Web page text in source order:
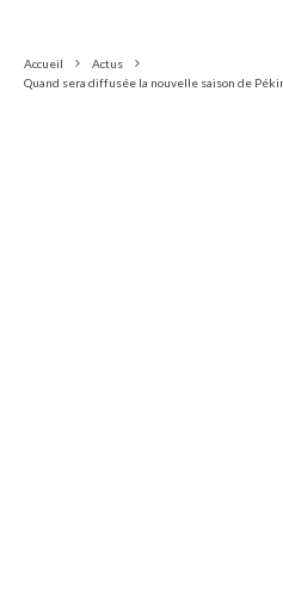
Accueil
Actus
Quand sera diffusée la nouvelle saison de